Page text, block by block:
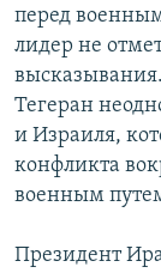
перед
лидер не
Тегеран
и Израиля,
конфликта
военным
Президент